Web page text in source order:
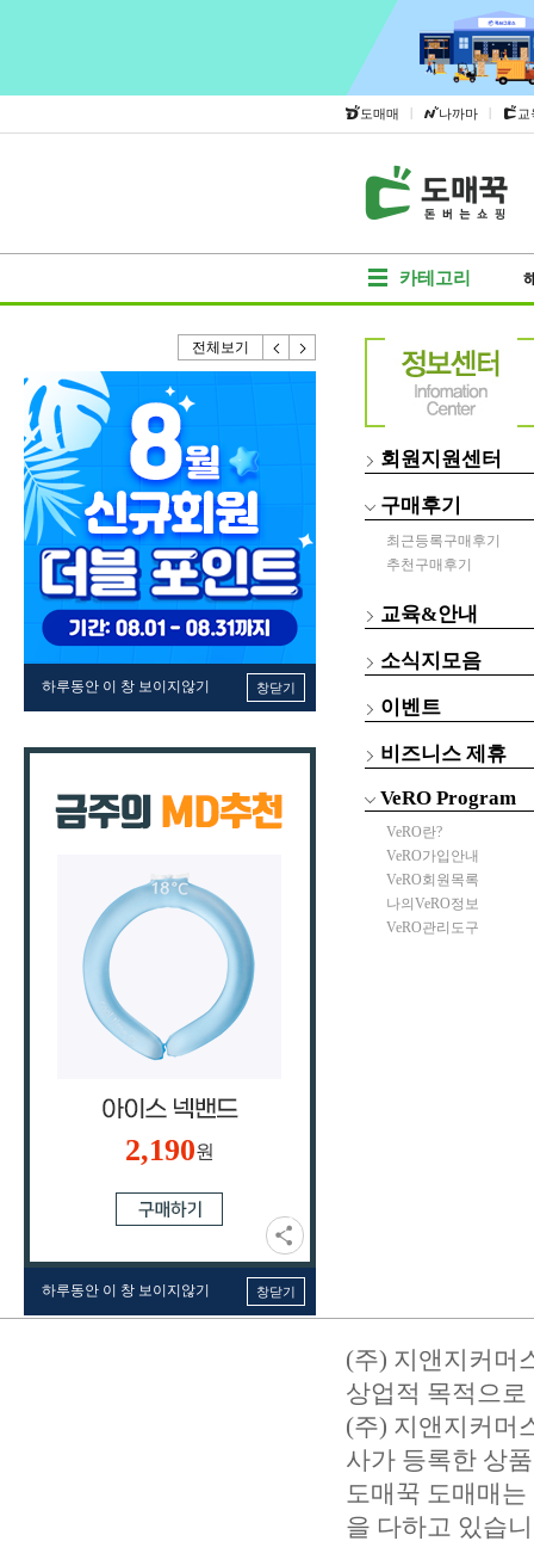
도매매 | 나까마 | 교
카테고리
전체보기
하루동안 이 창 보이지않기 창닫기
2,190원
하루동안 이 창 보이지않기 창닫기
회원지원센터
구매후기
최근등록구매후기
추천구매후기
교육&안내
소식지모음
이벤트
비즈니스 제휴
VeRO Program
VeRO란?
VeRO가입안내
VeRO회원목록
나의VeRO정보
VeRO관리도구
(주) 지앤지커머
상업적 목적으
(주) 지앤지커머
사가 등록한 상
도매꾹 도매매
을 다하고 있습